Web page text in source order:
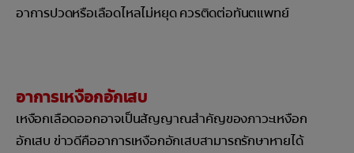
อาการปวดหรือเลือดไหลไม่หยุด ควรติดต่อทันตแพทย์
อาการเหงือกอักเสบ
เหงือกเลือดออกอาจเป็นสัญญาณสำคัญของภาวะเหงือก
อักเสบ ข่าวดีคืออาการเหงือกอักเสบสามารถรักษาหายได้